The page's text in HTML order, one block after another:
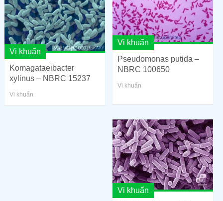
Vi khuẩn
Komagataeibacter
xylinus – NBRC 15237
Vi khuẩn
Vi khuẩn
Pseudomonas putida –
NBRC 100650
Vi khuẩn
Vi khuẩn